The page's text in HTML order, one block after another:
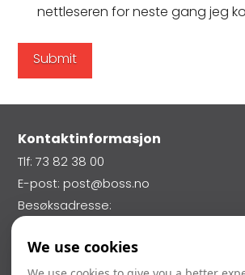
nettleseren for neste gang jeg
Kontaktinformasjon
Tlf: 73 82 38 00
E-post: post@boss.no
Besøksadresse:
7026 Trondheim
Vakttelefon: 33 33 00 00
We use cookies